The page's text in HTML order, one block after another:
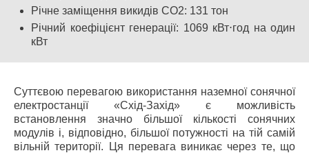
Річне заміщення викидів СО2: 131 тон
Річний коефіцієнт генерації: 1069 кВт⋅год на один
кВт
Суттєвою перевагою використання наземної сонячної
електростанції «Схід-Захід» є можливість
встановлення значно більшої кількості сонячних
модулів і, відповідно, більшої потужності на тій самій
вільній території. Ця перевага виникає через те, що